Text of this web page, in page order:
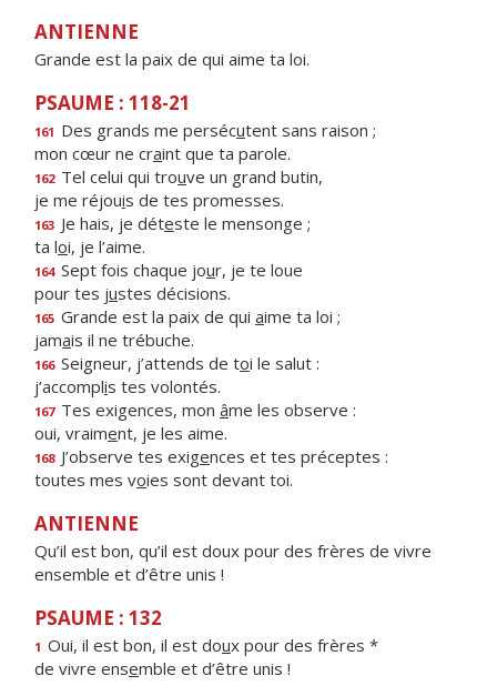
ANTIENNE
Grande est la paix de qui aime ta loi.
PSAUME : 118-21
161 Des grands me persécutent sans raison ;
mon cœur ne craint que ta parole.
162 Tel celui qui trouve un grand butin,
je me réjouis de tes promesses.
163 Je hais, je déteste le mensonge ;
ta loi, je l’aime.
164 Sept fois chaque jour, je te loue
pour tes justes décisions.
165 Grande est la paix de qui aime ta loi ;
jamais il ne trébuche.
166 Seigneur, j’attends de toi le salut :
j’accomplis tes volontés.
167 Tes exigences, mon âme les observe :
oui, vraiment, je les aime.
168 J’observe tes exigences et tes préceptes :
toutes mes voies sont devant toi.
ANTIENNE
Qu’il est bon, qu’il est doux pour des frères de vivre
ensemble et d’être unis !
PSAUME : 132
1 Oui, il est bon, il est doux pour des frères *
de vivre ensemble et d’être unis !